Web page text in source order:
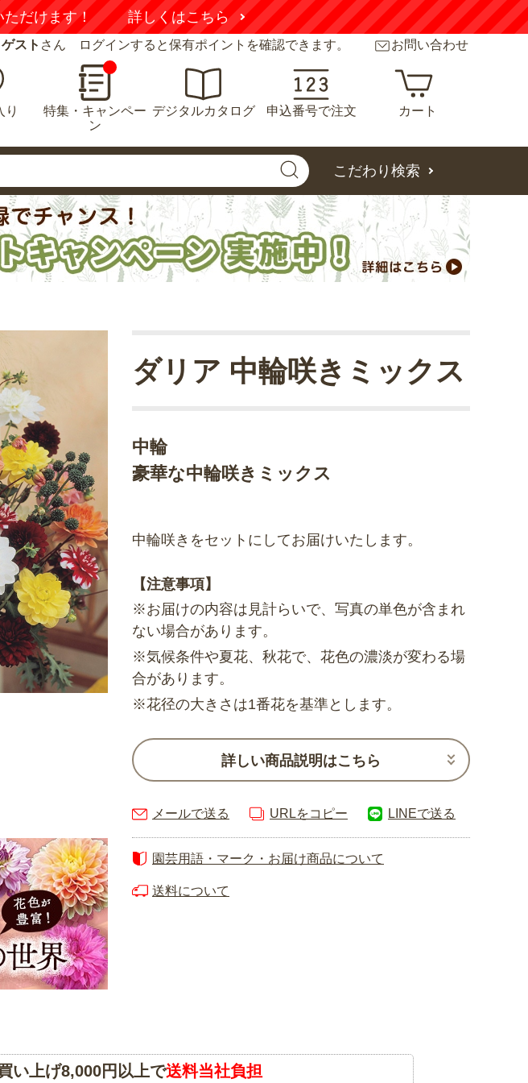
ただけます！ 詳しくはこちら
ゲスト さん ログインすると保有ポイントを確認できます。 お問い合わせ
り
特集・キャンペー
ン
デジタルカタログ 申込番号で注文 カート
こだわり検索
中輪
豪華な中輪咲きミックス
ダリア 中輪咲きミックス
中輪咲きをセットにしてお届けいたします。
【注意事項】
※お届けの内容は見計らいで、写真の単色が含まれ
ない場合があります。
※気候条件や夏花、秋花で、花色の濃淡が変わる場
合があります。
※花径の大きさは1番花を基準とします。
詳しい商品説明はこちら
メールで送る URLをコピー LINEで送る
園芸用語・マーク・お届け商品について
送料について
い上げ8,000円以上で送料当社負担